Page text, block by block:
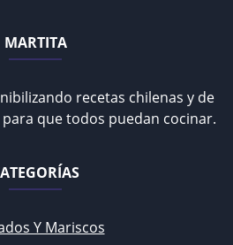
MARTITA
recetas chilenas y de
que todos puedan cocinar.
Y Mariscos